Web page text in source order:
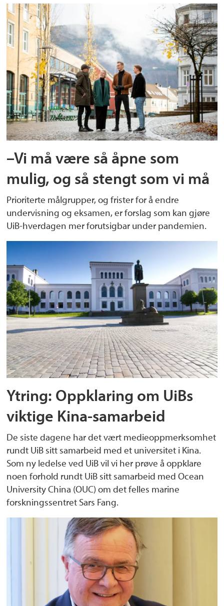
–Vi må være så åpne som
mulig, og så stengt som vi må
Prioriterte målgrupper, og frister for å endre
undervisning og eksamen, er forslag som kan gjøre
UiB-hverdagen mer forutsigbar under pandemien.
Ytring: Oppklaring om UiBs
viktige Kina-samarbeid
De siste dagene har det vært medieoppmerksomhet
rundt UiB sitt samarbeid med et universitet i Kina.
Som ny ledelse ved UiB vil vi her prøve å oppklare
noen forhold rundt UiB sitt samarbeid med Ocean
University China (OUC) om det felles marine
forskningssentret Sars Fang.